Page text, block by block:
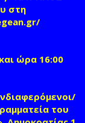
στη
ώρα 16:00
του